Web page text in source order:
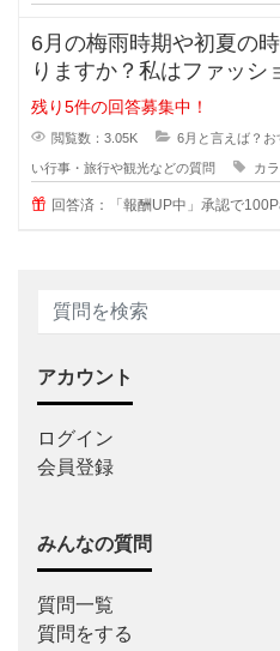
6月の梅雨時期や初夏の
りますか？私はファッシ
すが、この時期気になる
残り5件の回答募集中！
閲覧数：3.05K 6月と言えば？お
い行事・旅行や観光などの質問 カ
回答済：「報酬UP中」承認で
アカウント
ログイン
会員登録
みんなの質問
質問一覧
質問をする